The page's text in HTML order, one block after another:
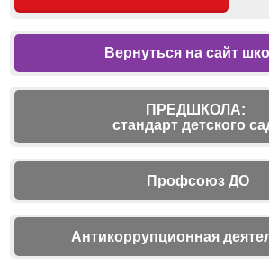
Вернуться на сайт
ПРЕДШКОЛА:
стандарт детского
Профсоюз ДО
Антикоррупционная